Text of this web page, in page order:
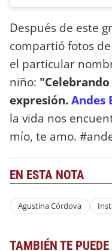
Después de este
compartió fotos
el particular
niño:
expresión.Andes
la vida nos
mío, te amo.
EN ESTA NOTA
Agustina Córdova
TAMBIÉN TE